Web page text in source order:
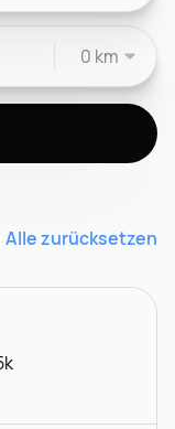
0 km
Alle zurücksetzen